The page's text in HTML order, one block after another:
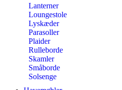
Lanterner
Loungestole
Lyskæder
Parasoller
Plaider
Rulleborde
Skamler
Småborde
Solsenge